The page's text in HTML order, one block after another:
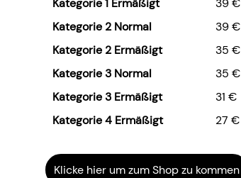
Kategorie 2 Normal
39 €
Kategorie 2 Ermäßigt
35 €
Kategorie 3 Normal
35 €
Kategorie 3 Ermäßigt
31 €
Kategorie 4 Ermäßigt
27 €
Klicke hier um zum Shop zu kommen